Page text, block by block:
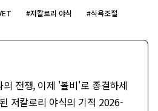
#저칼로리 야식 #식욕조절
전쟁, 이제 '볼비'로 종결하세
저칼로리 야식의 기적 2026-